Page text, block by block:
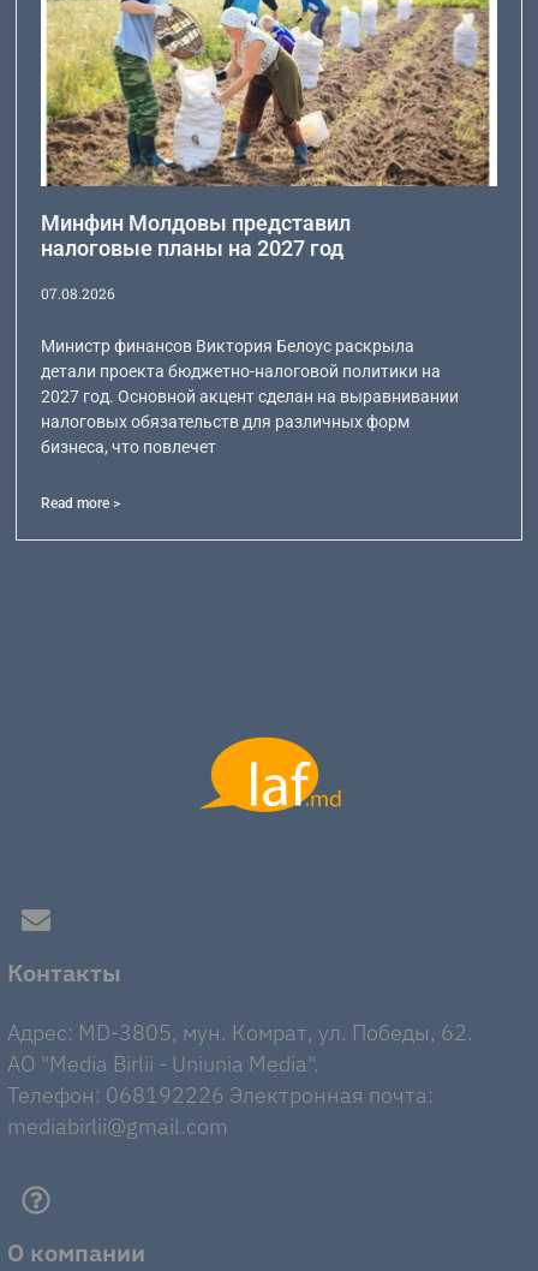
Минфин Молдовы представил
налоговые планы на 2027 год
07.08.2026
Министр финансов Виктория Белоус раскрыла
детали проекта бюджетно-налоговой политики на
2027 год. Основной акцент сделан на выравнивании
налоговых обязательств для различных форм
бизнеса, что повлечет
Read more >
Контакты
Адрес: MD-3805, мун. Комрат, ул. Победы, 62.
AO "Media Birlii - Uniunia Media".
Телефон: 068192226 Электронная почта:
mediabirlii@gmail.com
О компании